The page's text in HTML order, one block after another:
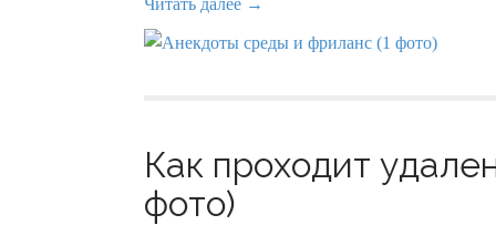
Читать далее →
Как проходит
фото)